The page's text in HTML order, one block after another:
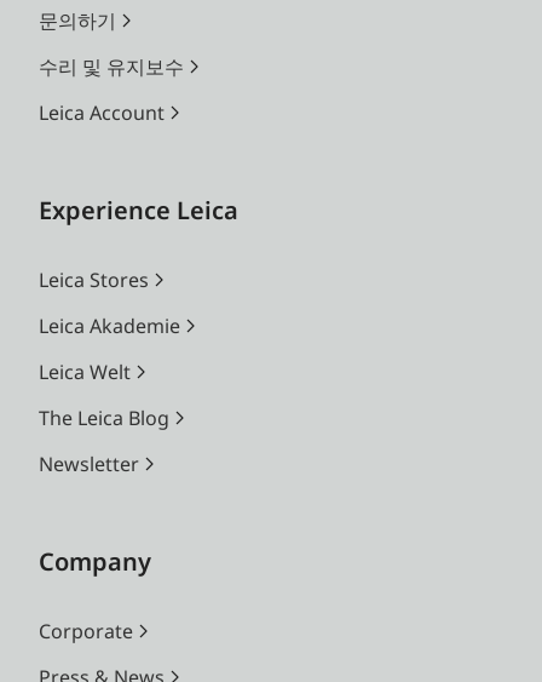
문의하기
수리 및 유지보수
Leica Account
Experience Leica
Leica Stores
Leica Akademie
Leica Welt
The Leica Blog
Newsletter
Company
Corporate